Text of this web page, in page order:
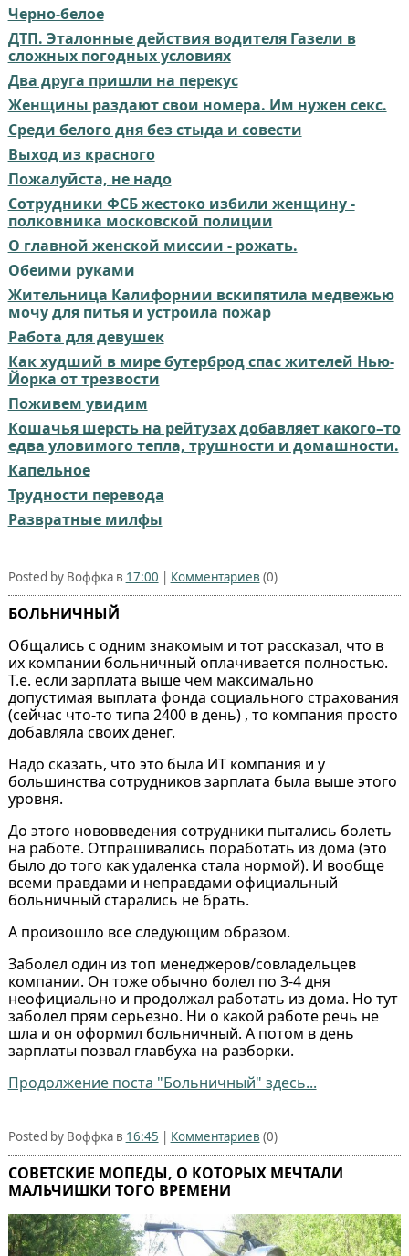
Черно-белое
ДТП. Эталонные действия водителя Газели в
сложных погодных условиях
Два друга пришли на перекус
Женщины раздают свои номера. Им нужен секс.
Среди белого дня без стыда и совести
Выход из красного
Пожалуйста, не надо
Сотрудники ФСБ жестоко избили женщину -
полковника московской полиции
О главной женской миссии - рожать.
Обеими руками
Жительница Калифорнии вскипятила медвежью
мочу для питья и устроила пожар
Работа для девушек
Как худший в мире бутерброд спас жителей Нью-
Йорка от трезвости
Поживем увидим
Кошачья шерсть на рейтузах добавляет какого–то
едва уловимого тепла, трушности и домашности.
Капельное
Трудности перевода
Развратные милфы
Posted by Воффка в 17:00 | Комментариев (0)
БОЛЬНИЧНЫЙ
Общались с одним знакомым и тот рассказал, что в
их компании больничный оплачивается полностью.
Т.е. если зарплата выше чем максимально
допустимая выплата фонда социального страхования
(сейчас что-то типа 2400 в день) , то компания просто
добавляла своих денег.
Надо сказать, что это была ИТ компания и у
большинства сотрудников зарплата была выше этого
уровня.
До этого нововведения сотрудники пытались болеть
на работе. Отпрашивались поработать из дома (это
было до того как удаленка стала нормой). И вообще
всеми правдами и неправдами официальный
больничный старались не брать.
А произошло все следующим образом.
Заболел один из топ менеджеров/совладельцев
компании. Он тоже обычно болел по 3-4 дня
неофициально и продолжал работать из дома. Но тут
заболел прям серьезно. Ни о какой работе речь не
шла и он оформил больничный. А потом в день
зарплаты позвал главбуха на разборки.
Продолжение поста "Больничный" здесь...
Posted by Воффка в 16:45 | Комментариев (0)
СОВЕТСКИЕ МОПЕДЫ, О КОТОРЫХ МЕЧТАЛИ
МАЛЬЧИШКИ ТОГО ВРЕМЕНИ